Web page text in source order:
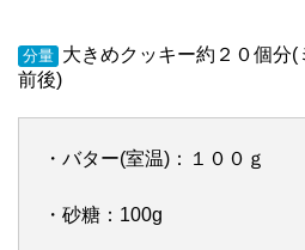
分量 大きめクッキー約２０個分
前後)
・バター(室温)：１００ｇ
・砂糖：100g